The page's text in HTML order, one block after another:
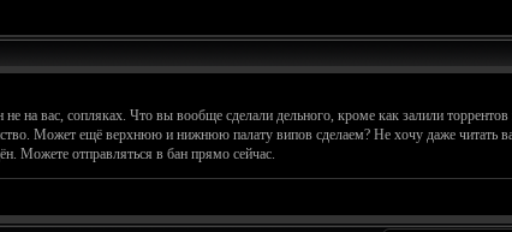
на вас, сопляках. Что вы вообще сделали дельного, кроме как залили
Может ещё верхнюю и нижнюю палату випов сделаем? Не хочу даже читать
Можете отправляться в бан прямо сейчас.